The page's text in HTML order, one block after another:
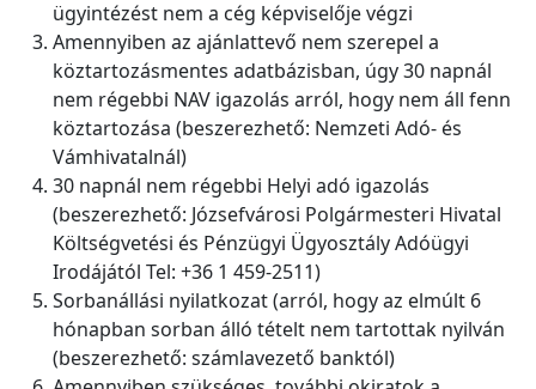
ügyintézést nem a cég képviselője végzi
Amennyiben az ajánlattevő nem szerepel a
köztartozásmentes adatbázisban, úgy 30 napnál
nem régebbi NAV igazolás arról, hogy nem áll fenn
köztartozása (beszerezhető: Nemzeti Adó- és
Vámhivatalnál)
30 napnál nem régebbi Helyi adó igazolás
(beszerezhető: Józsefvárosi Polgármesteri Hivatal
Költségvetési és Pénzügyi Ügyosztály Adóügyi
Irodájától Tel: +36 1 459-2511)
Sorbanállási nyilatkozat (arról, hogy az elmúlt 6
hónapban sorban álló tételt nem tartottak nyilván
(beszerezhető: számlavezető banktól)